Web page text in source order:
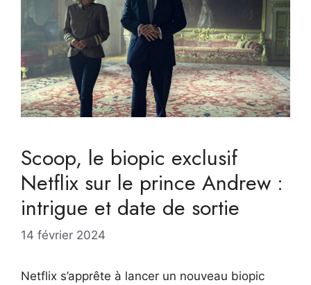
Scoop, le biopic exclusif
Netflix sur le prince Andrew :
intrigue et date de sortie
14 février 2024
Netflix s’apprête à lancer un nouveau biopic